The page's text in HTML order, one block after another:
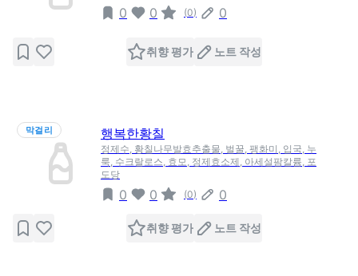
0 0 (0) 0
취향 평가 노트 작성
막걸리 행복한황칠
정제수, 황칠나무발효추출물, 벌꿀, 팽화미, 입국, 누
룩, 수크랄로스, 효모, 정제효소제, 아세설팜칼륨, 포
도당
0 0 (0) 0
취향 평가 노트 작성